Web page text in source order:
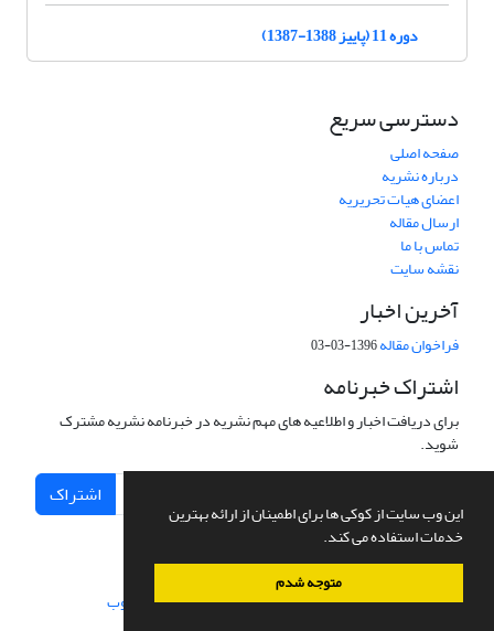
این وب سایت از کوکی ها برای اطمینان از ارائه بهترین
خدمات استفاده می کند.
متوجه شدم
دوره 11 (پاییز 1388-1387)
دسترسی سریع
صفحه اصلی
درباره نشریه
اعضای هیات تحریریه
ارسال مقاله
تماس با ما
نقشه سایت
آخرین اخبار
فراخوان مقاله1396-03-03
اشتراک خبرنامه
برای دریافت اخبار و اطلاعیه های مهم نشریه در خبرنامه نشریه مشترک
شوید.
اشتراک
سامانه مدیریت نشریات علمی.طراحی و پیاده سازی از سیناوب